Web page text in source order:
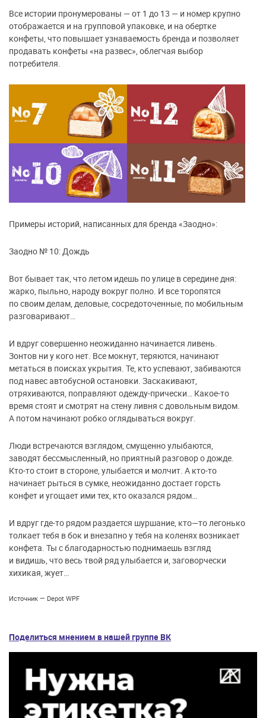
Все истории пронумерованы — от 1 до 13 — и номер крупно
отображается и на групповой упаковке, и на обертке
конфеты, что повышает узнаваемость бренда и позволяет
продавать конфеты «на развес», облегчая выбор
потребителя.
Примеры историй, написанных для бренда «Заодно»:
Заодно № 10: Дождь
Вот бывает так, что летом идешь по улице в середине дня:
жарко, пыльно, народу вокруг полно. И все торопятся
по своим делам, деловые, сосредоточенные, по мобильным
разговаривают…
И вдруг совершенно неожиданно начинается ливень.
Зонтов ни у кого нет. Все мокнут, теряются, начинают
метаться в поисках укрытия. Те, кто успевают, забиваются
под навес автобусной остановки. Заскакивают,
отряхиваются, поправляют одежду-прически… Какое-то
время стоят и смотрят на стену ливня с довольным видом.
А потом начинают робко оглядываться вокруг.
Люди встречаются взглядом, смущенно улыбаются,
заводят бессмысленный, но приятный разговор о дожде.
Кто-то стоит в стороне, улыбается и молчит. А кто-то
начинает рыться в сумке, неожиданно достает горсть
конфет и угощает ими тех, кто оказался рядом…
И вдруг где-то рядом раздается шуршание, кто—то легонько
толкает тебя в бок и внезапно у тебя на коленях возникает
конфета. Ты с благодарностью поднимаешь взгляд
и видишь, что весь твой ряд улыбается и, заговорчески
хихикая, жует…
Источник — Depot WPF
Поделиться мнением в нашей группе ВК